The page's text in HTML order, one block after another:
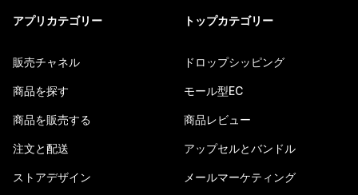
アプリカテゴリー
販売チャネル
商品を探す
商品を販売する
注文と配送
ストアデザイン
トップカテゴリー
ドロップシッピング
モール型EC
商品レビュー
アップセルとバンドル
メールマーケティング